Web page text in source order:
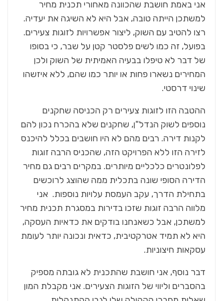
אני באמת חושבת שהכוונה מאחורי תכנית מחיר
למשתכן הייתה טובה, אבל היא לא השיגה את יעדיה.
רצו להטיב עם השוק, ליצור אפשרויות לזוגות צעירים.
בפועל, זה כמו לשים פלסטר קטן על שבר, כי בסופו
של דבר לא טיפלו בבעיה האמיתית של השוק ולכן
המחירים נשארו פחות או יותר כמו שהם, ללא איזשהו
שינוי דרסטי.
ההטבה הזו לזוגות צעירים רק הכניסה שחקנים
נוספים לשוק הנדל"ן, שחקנים שלא בהכרח נכון להם
לקנות דירה. רבים מהם לא היו חושבים בכלל להיכנס
לזירה הזו ללא הפרויקט הזה, שהכניס הרבה זוגות
לפלונטרים כלכליים מיותרים. במקרים רבים גם מחיר
הדירה הסופי שונה בתכלית ממה שהוצג לרוכשים
בתחילת הדרך, עקב העמסת עלויות נוספות. אני
מלווה הרבה זוגות שזכו בדירות במסגרת תכנית מחיר
למשתכן, אבל כשאנחנו בודקים את כדאיות העסקה,
היא לא תמיד אטרקטיבית, כדאית ונכונה יותר לעומת
עסקאות חיצוניות.
דבר נוסף, אני חושבת שהתכנית לא גובתה מספיק
בהסברים וליווי של הזוגות הצעירים. אני מקבלת המון